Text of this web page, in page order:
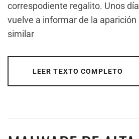
correspodiente regalito. Unos
vuelve a informar de la
similar
LEER TEXTO COMPLETO